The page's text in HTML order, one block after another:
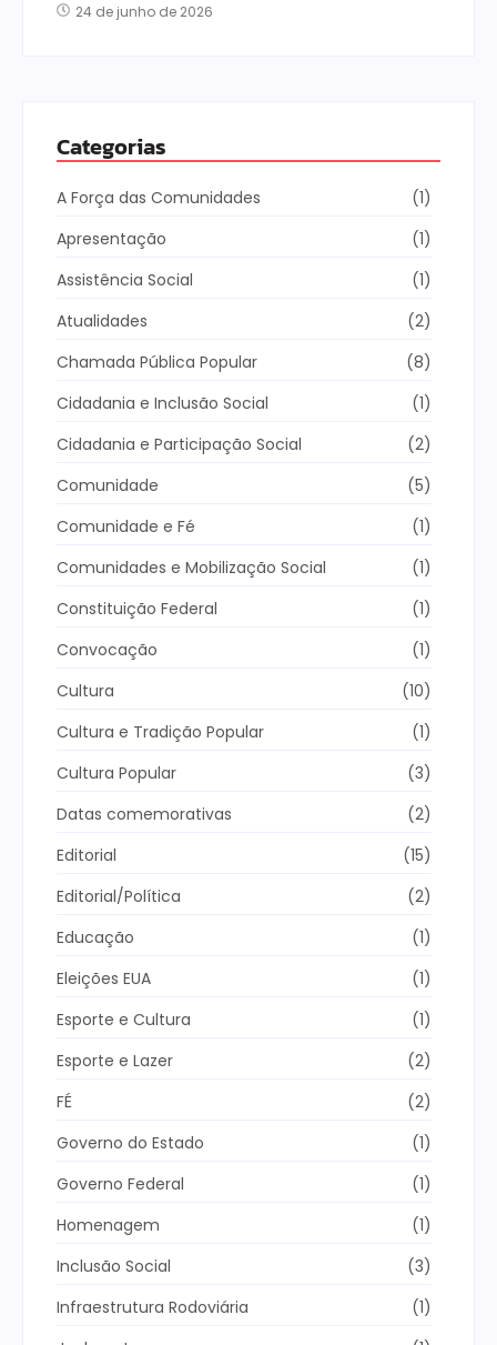
24 de junho de 2026
Categorias
A Força das Comunidades
(1)
Apresentação
(1)
Assistência Social
(1)
Atualidades
(2)
Chamada Pública Popular
(8)
Cidadania e Inclusão Social
(1)
Cidadania e Participação Social
(2)
Comunidade
(5)
Comunidade e Fé
(1)
Comunidades e Mobilização Social
(1)
Constituição Federal
(1)
Convocação
(1)
Cultura
(10)
Cultura e Tradição Popular
(1)
Cultura Popular
(3)
Datas comemorativas
(2)
Editorial
(15)
Editorial/Política
(2)
Educação
(1)
Eleições EUA
(1)
Esporte e Cultura
(1)
Esporte e Lazer
(2)
FÉ
(2)
Governo do Estado
(1)
Governo Federal
(1)
Homenagem
(1)
Inclusão Social
(3)
Infraestrutura Rodoviária
(1)